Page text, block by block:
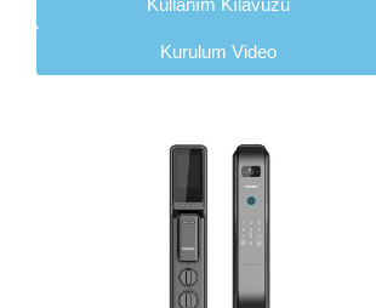
Kullanım Kılavuzu
Kurulum Video